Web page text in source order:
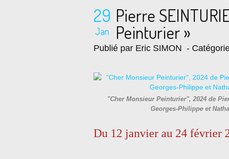
29
Jan
Pierre
Peinturier »
Publié par Eric SIMON -
"Cher Monsieur Peinturier", 2024 de
Georges-Philippe et
Du 12 janvier au 24 février